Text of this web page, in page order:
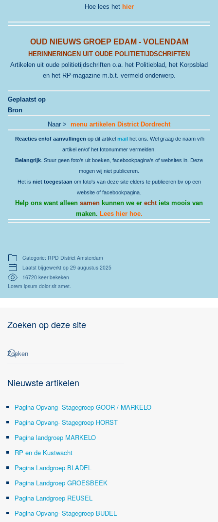
Hoe lees het hier
OUD NIEUWS GROEP EDAM - VOLENDAM
HERINNERINGEN UIT OUDE POLITIETIJDSCHRIFTEN
Artikelen uit oude politietijdschriften o.a. het Politieblad, het Korpsblad
en het RP-magazine m.b.t. vermeld onderwerp.
Geplaatst op
Bron
Naar > menu artikelen District Dordrecht
Reacties en/of aanvullingen op dit artikel mail het ons. Wel graag de naam v/h
artikel en/of het fotonummer vermelden.
Belangrijk . Stuur geen foto's uit boeken, facebookpagina's of websites in. Deze
mogen wij niet publiceren.
Het is niet toegestaan om foto's van deze site elders te publiceren bv op een
website of facebookpagina.
Help ons want alleen samen kunnen we er echt iets moois van
maken. Lees hier hoe.
Categorie: RPD District Amsterdam
Laatst bijgewerkt op 29 augustus 2025
16720 keer bekeken
Lorem ipsum dolor sit amet.
Zoeken op deze site
Nieuwste artikelen
Pagina Opvang- Stagegroep GOOR / MARKELO
Pagina Opvang- Stagegroep HORST
Pagina landgroep MARKELO
RP en de Kustwacht
Pagina Landgroep BLADEL
Pagina Landgroep GROESBEEK
Pagina Landgroep REUSEL
Pagina Opvang- Stagegroep BUDEL